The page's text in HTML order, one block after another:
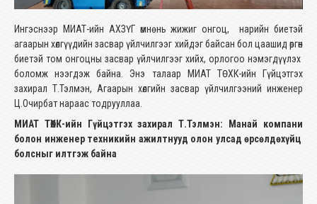
Ингэснээр МИАТ-ийн АХЗҮГ өмнө нь жижиг онгоц, нарийн биетэй
агаарын хөлгүүдийн засвар үйлчилгээг хийдэг байсан бол цаашид өргөн
биетэй том онгоцны засвар үйлчилгээг хийх, орлогоо нэмэгдүүлэх
боломж нээгдэж байна. Энэ талаар МИАТ ТӨХК-ийн Гүйцэтгэх
захирал Т.Тэлмэн, Агаарын хөлгийн засвар үйлчилгээний инженер
Ц.Очирбат нараас тодрууллаа.
МИАТ ТӨХК-ийн Гүйцэтгэх захирал Т.Тэлмэн: Манай компани
болон инженер техникийн ажилтнууд олон улсад өрсөлдөхүйц
болсныг илтгэж байна